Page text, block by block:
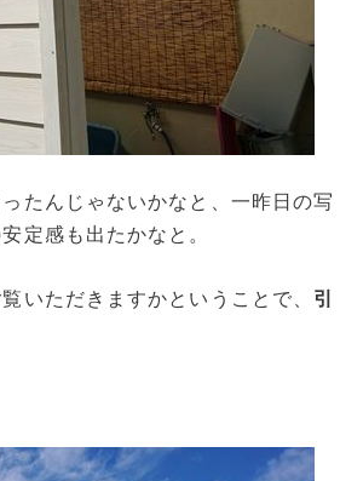
たんじゃないかなと、一昨日の写
定感も出たかなと。
いただきますかということで、 引